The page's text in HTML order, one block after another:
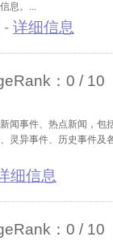
息。
- 详细信息
： 0 / 10
闻事件、热点新闻，包
灵异事件、历史事件及
细信息
： 0 / 10